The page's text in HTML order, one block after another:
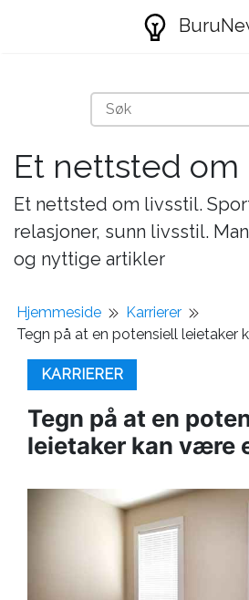
Et nettsted om
Et nettsted om livsstil.
relasjoner, sunn livsstil.
og nyttige artikler
Hjemmeside
Karrierer
Tegn på at en potensiell leietaker
KARRIERER
Tegn på at en
leietaker kan være